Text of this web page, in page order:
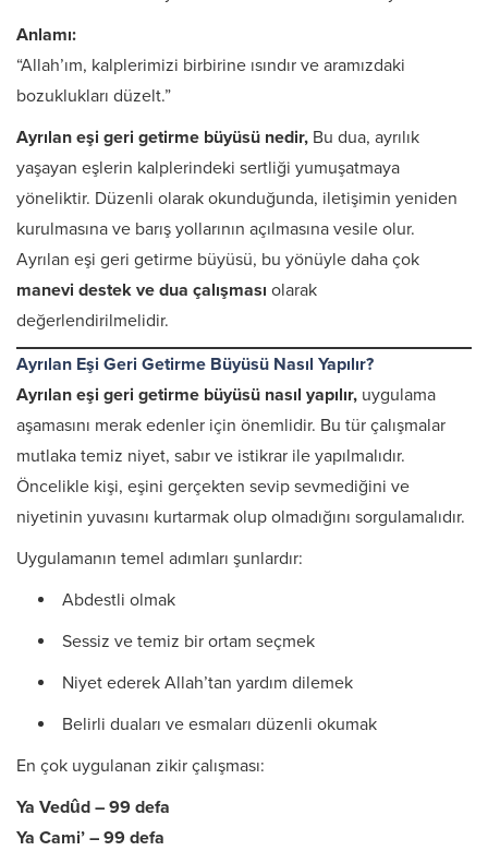
Anlamı:
“Allah’ım, kalplerimizi birbirine ısındır ve aramızdaki
bozuklukları düzelt.”
Ayrılan eşi geri getirme büyüsü nedir, Bu dua, ayrılık
yaşayan eşlerin kalplerindeki sertliği yumuşatmaya
yöneliktir. Düzenli olarak okunduğunda, iletişimin yeniden
kurulmasına ve barış yollarının açılmasına vesile olur.
Ayrılan eşi geri getirme büyüsü, bu yönüyle daha çok
manevi destek ve dua çalışması olarak
değerlendirilmelidir.
Ayrılan Eşi Geri Getirme Büyüsü Nasıl Yapılır?
Ayrılan eşi geri getirme büyüsü nasıl yapılır, uygulama
aşamasını merak edenler için önemlidir. Bu tür çalışmalar
mutlaka temiz niyet, sabır ve istikrar ile yapılmalıdır.
Öncelikle kişi, eşini gerçekten sevip sevmediğini ve
niyetinin yuvasını kurtarmak olup olmadığını sorgulamalıdır.
Uygulamanın temel adımları şunlardır:
Abdestli olmak
Sessiz ve temiz bir ortam seçmek
Niyet ederek Allah’tan yardım dilemek
Belirli duaları ve esmaları düzenli okumak
En çok uygulanan zikir çalışması:
Ya Vedûd – 99 defa
Ya Cami’ – 99 defa